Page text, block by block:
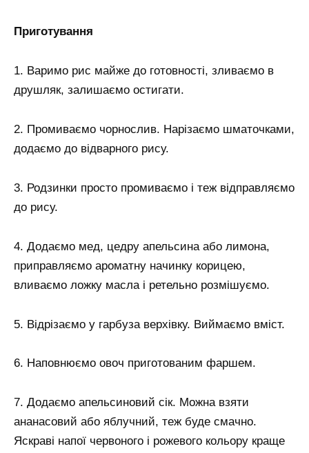
Приготування
1. Варимо рис майже до готовності, зливаємо в
друшляк, залишаємо остигати.
2. Промиваємо чорнослив. Нарізаємо шматочками,
додаємо до відварного рису.
3. Родзинки просто промиваємо і теж відправляємо
до рису.
4. Додаємо мед, цедру апельсина або лимона,
приправляємо ароматну начинку корицею,
вливаємо ложку масла і ретельно розмішуємо.
5. Відрізаємо у гарбуза верхівку. Виймаємо вміст.
6. Наповнюємо овоч приготованим фаршем.
7. Додаємо апельсиновий сік. Можна взяти
ананасовий або яблучний, теж буде смачно.
Яскраві напої червоного і рожевого кольору краще